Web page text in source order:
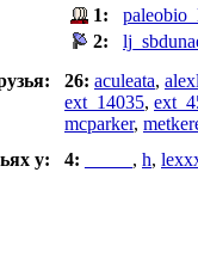
1:
2:
26: aculeata,
ext_14035,
mcparker,
у:
4: , h,